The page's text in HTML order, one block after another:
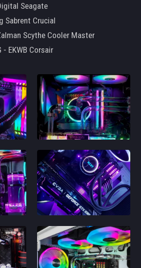
Seagate
Sabrent Crucial
Scythe Cooler Master
- EKWB Corsair